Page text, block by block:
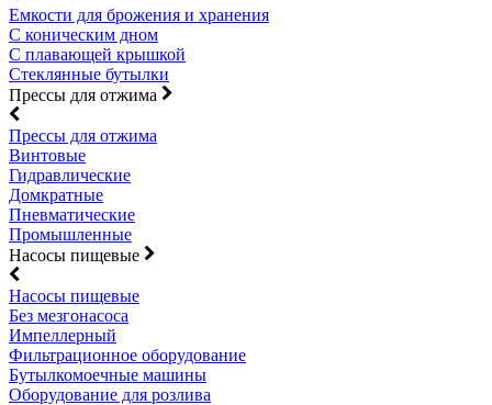
Емкости для брожения и хранения
С коническим дном
С плавающей крышкой
Стеклянные бутылки
Прессы для отжима
Прессы для отжима
Винтовые
Гидравлические
Домкратные
Пневматические
Промышленные
Насосы пищевые
Насосы пищевые
Без мезгонасоса
Импеллерный
Фильтрационное оборудование
Бутылкомоечные машины
Оборудование для розлива